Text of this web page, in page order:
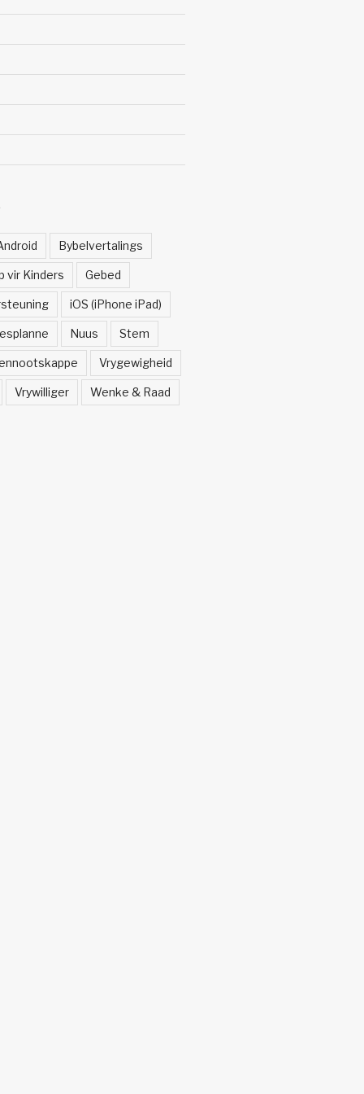
Bybelvertalings
vir Kinders Gebed
iOS (iPhone iPad)
Nuus Stem
Vrygewigheid
Vrywilliger Wenke & Raad